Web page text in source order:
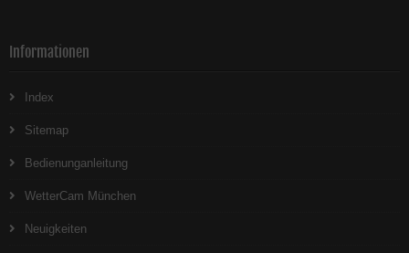
Informationen
Index
Sitemap
Bedienunganleitung
WetterCam München
Neuigkeiten